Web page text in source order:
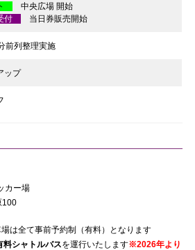
中央広場 開始
付
当日券販売開始
前列整理実施
ップ
カー場
100
場は全て事前予約制（有料）となります
料シャトルバスを運行いたします※2026年より